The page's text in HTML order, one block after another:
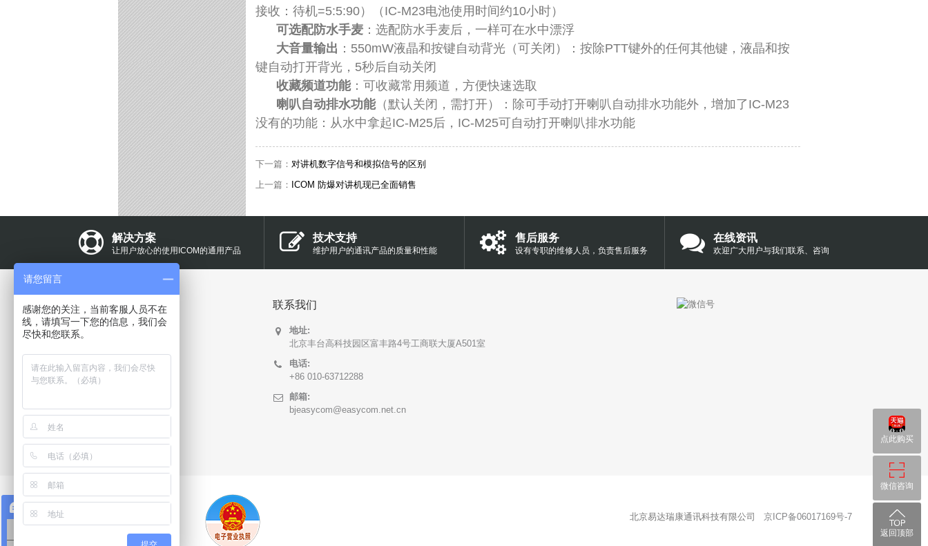
接收：待机=5:5:90）（IC-M23电池使用时间约10小时）
可选配防水手麦 ：选配防水手麦后，一样可在水中漂浮
大音量输出 ：550mW液晶和按键自动背光（可关闭）：按除PTT键外的任何其他键，液晶和按
键自动打开背光，5秒后自动关闭
收藏频道功能：可收藏常用频道，方便快速选取
喇叭自动排水功能（默认关闭，需打开）：除可手动打开喇叭自动排水功能外，增加了IC-M23
没有的功能：从水中拿起IC-M25后，IC-M25可自动打开喇叭排水功能
下一篇： 对讲机数字信号和模拟信号的区别
上一篇： ICOM 防爆对讲机现已全面销售
解决方案
让用户放心的使用ICOM的通用产品
技术支持
维护用户的通讯产品的质量和性能
售后服务
设有专职的维修人员，负责售后服务
在线资讯
欢迎广大用户与我们联系、咨询
快速导航
关于我们
产品中心
联系我们
联系我们
地址:
北京丰台高科技园区富丰路4号工商联大厦A501室
电话:
+86 010-63712288
邮箱:
bjeasycom@easycom.net.cn
北京易达瑞康通讯科技有限公司 京ICP备06017169号-7
点此购买
微信咨询
返回顶部
在线咨询
请您留言
感谢您的关注，当前客服人员不在
线，请填写一下您的信息，我们会
尽快和您联系。